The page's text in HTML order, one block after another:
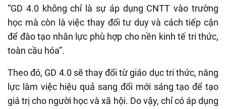
“GD 4.0 không chỉ là sự áp dụng CNTT vào trường
học mà còn là việc thay đổi tư duy và cách tiếp cận
để đào tạo nhân lực phù hợp cho nền kinh tế tri thức,
toàn cầu hóa”.
Theo đó, GD 4.0 sẽ thay đổi từ giáo dục tri thức, năng
lực làm việc hiệu quả sang đổi mới sáng tạo để tạo
giá trị cho người học và xã hội. Do vậy, chỉ có áp dụng